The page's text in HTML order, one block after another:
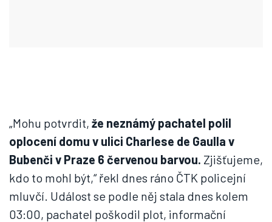
„Mohu potvrdit, že neznámý pachatel polil
oplocení domu v ulici Charlese de Gaulla v
Bubenči v Praze 6 červenou barvou. Zjišťujeme,
kdo to mohl být,“ řekl dnes ráno ČTK policejní
mluvčí. Událost se podle něj stala dnes kolem
03:00, pachatel poškodil plot, informační